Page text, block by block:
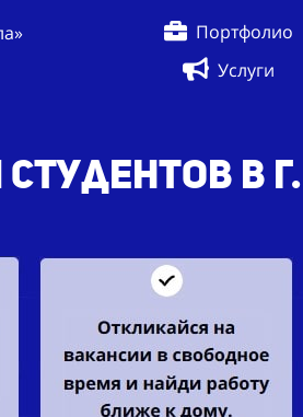
Портфолио
Услуги
в